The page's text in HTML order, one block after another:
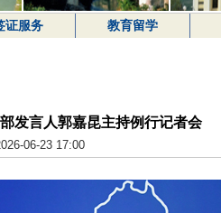
证服务 教育留学
发言人郭嘉昆主持例行记者会
06-23 17:00